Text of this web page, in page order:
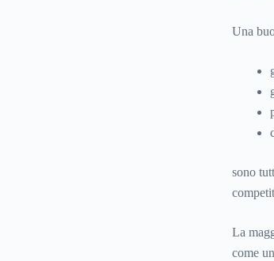
Una
sono
La
come